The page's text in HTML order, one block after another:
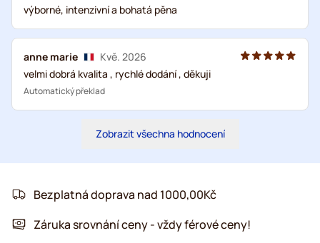
výborné, intenzivní a bohatá pěna
anne marie
Kvě. 2026
velmi dobrá kvalita , rychlé dodání , děkuji
Automatický překlad
Zobrazit všechna hodnocení
Bezplatná doprava nad 1000,00Kč
Záruka srovnání ceny - vždy férové ceny!